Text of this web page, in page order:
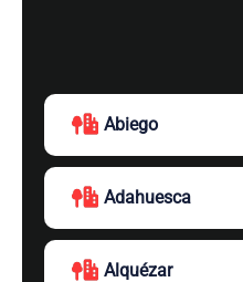
Abiego
Adahuesca
Alquézar